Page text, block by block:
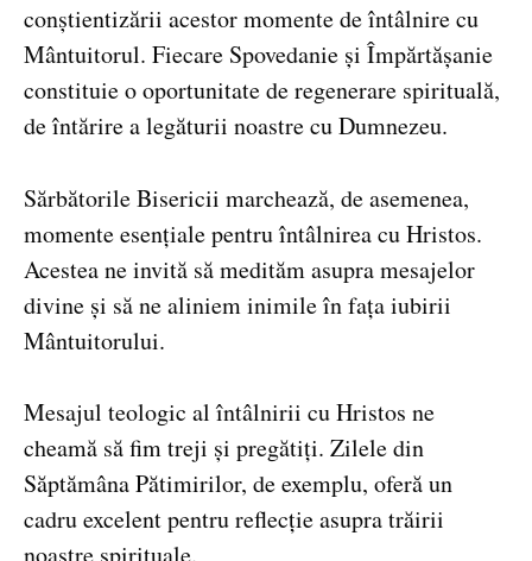
conștientizării acestor momente de întâlnire cu
Mântuitorul. Fiecare Spovedanie și Împărtășanie
constituie o oportunitate de regenerare spirituală,
de întărire a legăturii noastre cu Dumnezeu.
Sărbătorile Bisericii marchează, de asemenea,
momente esențiale pentru întâlnirea cu Hristos.
Acestea ne invită să medităm asupra mesajelor
divine și să ne aliniem inimile în fața iubirii
Mântuitorului.
Mesajul teologic al întâlnirii cu Hristos ne
cheamă să fim treji și pregătiți. Zilele din
Săptămâna Pătimirilor, de exemplu, oferă un
cadru excelent pentru reflecție asupra trăirii